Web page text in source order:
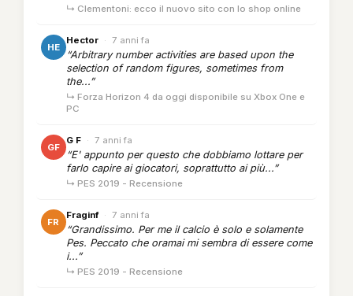
↳ Clementoni: ecco il nuovo sito con lo shop online
HE
Hector · 7 anni fa
“Arbitrary number activities are based upon the
selection of random figures, sometimes from
the...”
↳ Forza Horizon 4 da oggi disponibile su Xbox One e
PC
GF
G F · 7 anni fa
“E' appunto per questo che dobbiamo lottare per
farlo capire ai giocatori, soprattutto ai più...”
↳ PES 2019 - Recensione
FR
Fraginf · 7 anni fa
“Grandissimo. Per me il calcio è solo e solamente
Pes. Peccato che oramai mi sembra di essere come
i...”
↳ PES 2019 - Recensione